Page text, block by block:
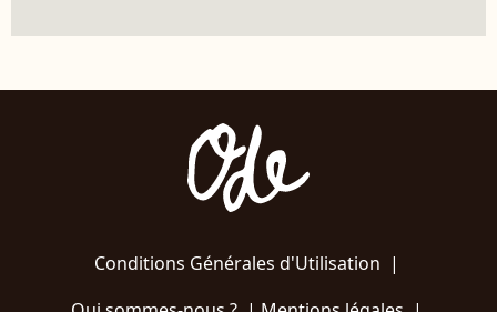
Conditions Générales d'Utilisation |